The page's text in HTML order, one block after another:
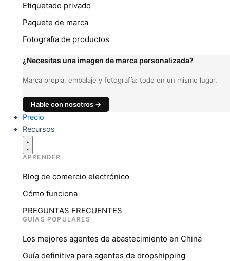
Etiquetado privado
Paquete de marca
Fotografía de productos
¿Necesitas una imagen de marca personalizada?
Marca propia, embalaje y fotografía: todo en un mismo lugar.
Hable con nosotros →
Precio
Recursos
APRENDER
Blog de comercio electrónico
Cómo funciona
PREGUNTAS FRECUENTES
GUÍAS POPULARES
Los mejores agentes de abastecimiento en China
Guía definitiva para agentes de dropshipping